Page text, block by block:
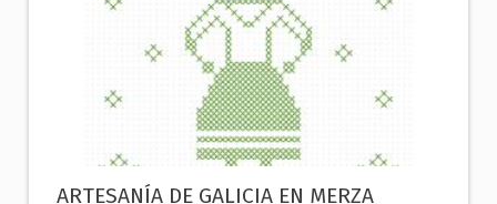
ARTESANÍA DE GALICIA EN MERZA